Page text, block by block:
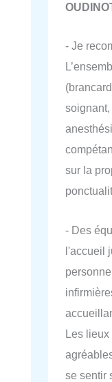
- Je
sur la
- Des
l'accueil
Les lieux
se sentir